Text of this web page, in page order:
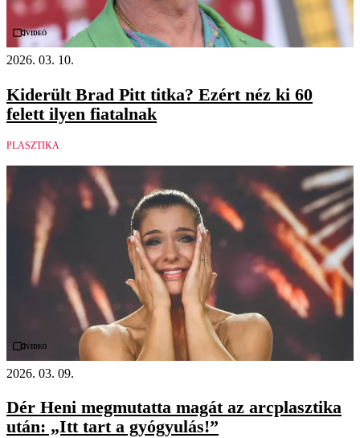
Videó
2026. 03. 10.
Kiderült Brad Pitt titka? Ezért néz ki 60
felett ilyen fiatalnak
PLASZTIKA
Videó
2026. 03. 09.
Dér Heni megmutatta magát az arcplasztika
után: „Itt tart a gyógyulás!”